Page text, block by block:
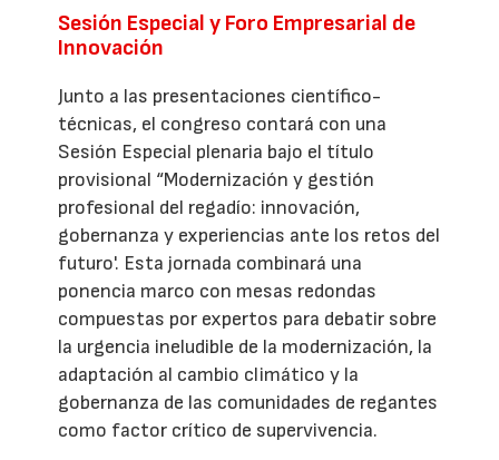
Sesión Especial y Foro Empresarial de
Innovación
Junto a las presentaciones científico-
técnicas, el congreso contará con una
Sesión Especial plenaria bajo el título
provisional “Modernización y gestión
profesional del regadío: innovación,
gobernanza y experiencias ante los retos del
futuro'. Esta jornada combinará una
ponencia marco con mesas redondas
compuestas por expertos para debatir sobre
la urgencia ineludible de la modernización, la
adaptación al cambio climático y la
gobernanza de las comunidades de regantes
como factor crítico de supervivencia.